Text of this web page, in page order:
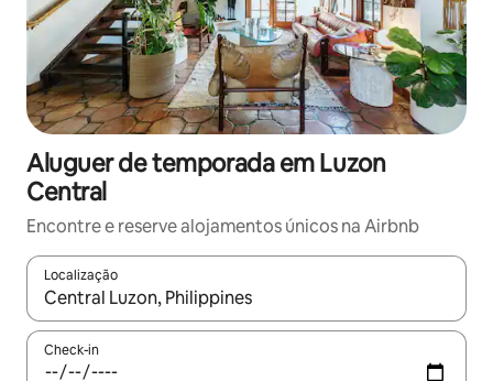
Aluguer de temporada em Luzon
Central
Encontre e reserve alojamentos únicos na Airbnb
Localização
Quando os resultados estiverem disponíveis, navegue com
Check-in